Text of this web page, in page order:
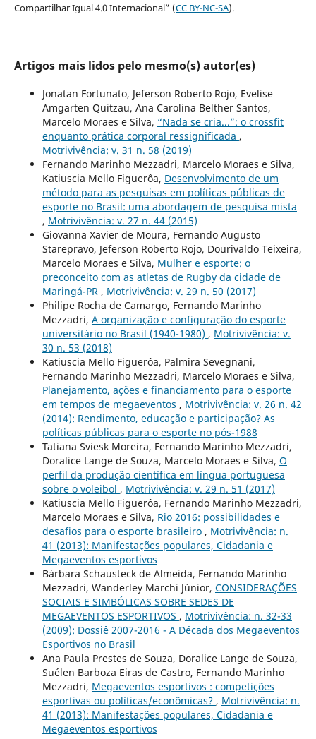
Compartilhar Igual 4.0 Internacional” (CC BY-NC-SA).
Artigos mais lidos pelo mesmo(s) autor(es)
Jonatan Fortunato, Jeferson Roberto Rojo, Evelise
Amgarten Quitzau, Ana Carolina Belther Santos,
Marcelo Moraes e Silva, “Nada se cria...”: o crossfit
enquanto prática corporal ressignificada ,
Motrivivência: v. 31 n. 58 (2019)
Fernando Marinho Mezzadri, Marcelo Moraes e Silva,
Katiuscia Mello Figuerôa, Desenvolvimento de um
método para as pesquisas em políticas públicas de
esporte no Brasil: uma abordagem de pesquisa mista
, Motrivivência: v. 27 n. 44 (2015)
Giovanna Xavier de Moura, Fernando Augusto
Starepravo, Jeferson Roberto Rojo, Dourivaldo Teixeira,
Marcelo Moraes e Silva, Mulher e esporte: o
preconceito com as atletas de Rugby da cidade de
Maringá-PR , Motrivivência: v. 29 n. 50 (2017)
Philipe Rocha de Camargo, Fernando Marinho
Mezzadri, A organização e configuração do esporte
universitário no Brasil (1940-1980) , Motrivivência: v.
30 n. 53 (2018)
Katiuscia Mello Figuerôa, Palmira Sevegnani,
Fernando Marinho Mezzadri, Marcelo Moraes e Silva,
Planejamento, ações e financiamento para o esporte
em tempos de megaeventos , Motrivivência: v. 26 n. 42
(2014): Rendimento, educação e participação? As
políticas públicas para o esporte no pós-1988
Tatiana Sviesk Moreira, Fernando Marinho Mezzadri,
Doralice Lange de Souza, Marcelo Moraes e Silva, O
perfil da produção científica em língua portuguesa
sobre o voleibol , Motrivivência: v. 29 n. 51 (2017)
Katiuscia Mello Figuerôa, Fernando Marinho Mezzadri,
Marcelo Moraes e Silva, Rio 2016: possibilidades e
desafios para o esporte brasileiro , Motrivivência: n.
41 (2013): Manifestações populares, Cidadania e
Megaeventos esportivos
Bárbara Schausteck de Almeida, Fernando Marinho
Mezzadri, Wanderley Marchi Júnior, CONSIDERAÇÕES
SOCIAIS E SIMBÓLICAS SOBRE SEDES DE
MEGAEVENTOS ESPORTIVOS , Motrivivência: n. 32-33
(2009): Dossiê 2007-2016 - A Década dos Megaeventos
Esportivos no Brasil
Ana Paula Prestes de Souza, Doralice Lange de Souza,
Suélen Barboza Eiras de Castro, Fernando Marinho
Mezzadri, Megaeventos esportivos : competições
esportivas ou políticas/econômicas? , Motrivivência: n.
41 (2013): Manifestações populares, Cidadania e
Megaeventos esportivos